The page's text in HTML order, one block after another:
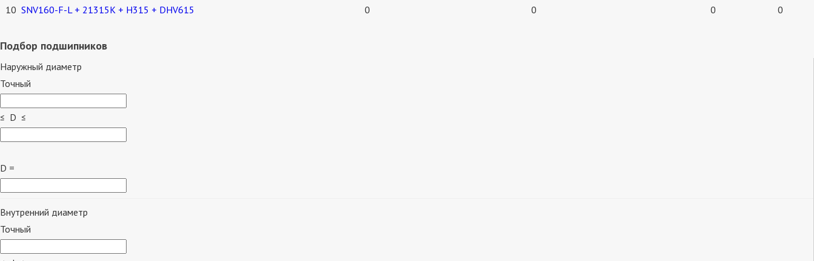
10 SNV160-F-L + 21315K + H315 + DHV615 0 0 0 0
Подбор подшипников
Наружный диаметр
Точный
≤ D ≤
D =
Внутренний диаметр
Точный